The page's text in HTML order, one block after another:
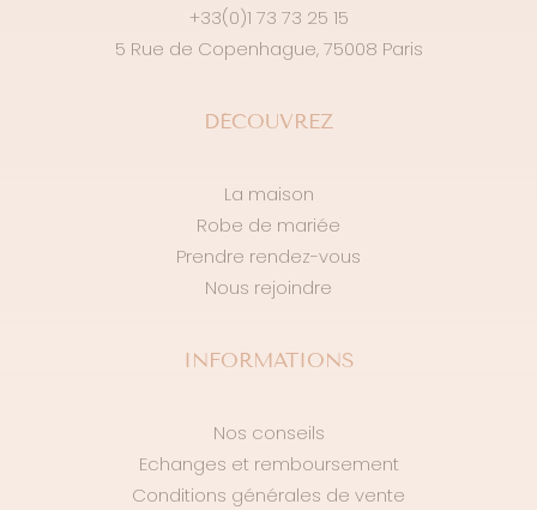
+33(0)1 73 73 25 15
5 Rue de Copenhague, 75008 Paris
DÉCOUVREZ
La maison
Robe de mariée
Prendre rendez-vous
Nous rejoindre
INFORMATIONS
Nos conseils
Echanges et remboursement
Conditions générales de vente